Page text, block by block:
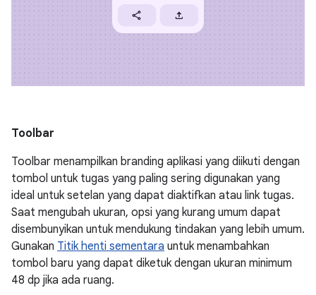
Toolbar
Toolbar menampilkan branding aplikasi yang diikuti dengan
tombol untuk tugas yang paling sering digunakan yang
ideal untuk setelan yang dapat diaktifkan atau link tugas.
Saat mengubah ukuran, opsi yang kurang umum dapat
disembunyikan untuk mendukung tindakan yang lebih umum.
Gunakan Titik henti sementara untuk menambahkan
tombol baru yang dapat diketuk dengan ukuran minimum
48 dp jika ada ruang.